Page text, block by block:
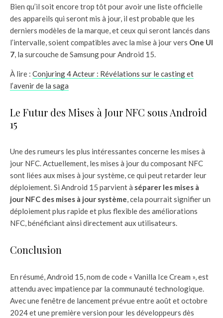
Bien qu’il soit encore trop tôt pour avoir une liste officielle
des appareils qui seront mis à jour, il est probable que les
derniers modèles de la marque, et ceux qui seront lancés dans
l’intervalle, soient compatibles avec la mise à jour vers One UI
7, la surcouche de Samsung pour Android 15.
À lire : Conjuring 4 Acteur : Révélations sur le casting et
l’avenir de la saga
Le Futur des Mises à Jour NFC sous Android
15
Une des rumeurs les plus intéressantes concerne les mises à
jour NFC. Actuellement, les mises à jour du composant NFC
sont liées aux mises à jour système, ce qui peut retarder leur
déploiement. Si Android 15 parvient à séparer les mises à
jour NFC des mises à jour système, cela pourrait signifier un
déploiement plus rapide et plus flexible des améliorations
NFC, bénéficiant ainsi directement aux utilisateurs.
Conclusion
En résumé, Android 15, nom de code « Vanilla Ice Cream », est
attendu avec impatience par la communauté technologique.
Avec une fenêtre de lancement prévue entre août et octobre
2024 et une première version pour les développeurs dès